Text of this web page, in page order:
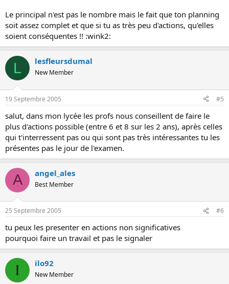
Le principal n'est pas le nombre mais le fait que ton planning
soit assez complet et que si tu as très peu d'actions, qu'elles
soient conséquentes !! :wink2:
L lesfleursdumal
New Member
19 Septembre 2005 #5
salut, dans mon lycée les profs nous conseillent de faire le
plus d'actions possible (entre 6 et 8 sur les 2 ans), après celles
qui t'interressent pas ou qui sont pas très intéressantes tu les
présentes pas le jour de l'examen.
A angel_ales
Best Member
25 Septembre 2005 #6
tu peux les presenter en actions non significatives
pourquoi faire un travail et pas le signaler
I ilo92
New Member